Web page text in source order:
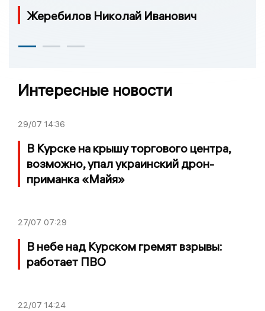
Жеребилов Николай Иванович
Интересные новости
29/07 14:36
В Курске на крышу торгового центра,
возможно, упал украинский дрон-
приманка «Майя»
27/07 07:29
В небе над Курском гремят взрывы:
работает ПВО
22/07 14:24